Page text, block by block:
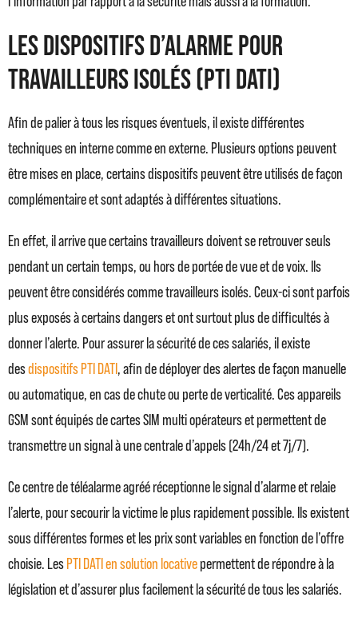
Les Dispositifs d’Alarme pour
Travailleurs Isolés (PTI DATI)
Afin de palier à tous les risques éventuels, il existe différentes
techniques en interne comme en externe. Plusieurs options peuvent
être mises en place, certains dispositifs peuvent être utilisés de façon
complémentaire et sont adaptés à différentes situations.
En effet, il arrive que certains travailleurs doivent se retrouver seuls
pendant un certain temps, ou hors de portée de vue et de voix. Ils
peuvent être considérés comme travailleurs isolés. Ceux-ci sont parfois
plus exposés à certains dangers et ont surtout plus de difficultés à
donner l’alerte. Pour assurer la sécurité de ces salariés, il existe
desdispositifs PTI DATI , afin de déployer des alertes de façon manuelle
ou automatique, en cas de chute ou perte de verticalité. Ces appareils
GSM sont équipés de cartes SIM multi opérateurs et permettent de
transmettre un signal à une centrale d’appels (24h/24 et 7j/7).
Ce centre de téléalarme agréé réceptionne le signal d’alarme et relaie
l’alerte, pour secourir la victime le plus rapidement possible. Ils existent
sous différentes formes et les prix sont variables en fonction de l’offre
choisie. Les PTI DATI en solution locative permettent de répondre à la
législation et d’assurer plus facilement la sécurité de tous les salariés.